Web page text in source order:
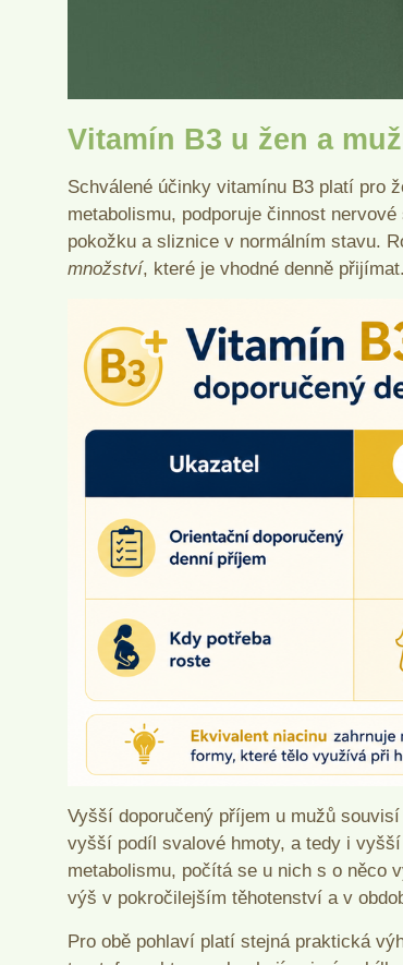
Vitamín B3 u žen a
Schválené účinky vitamínu B3 platí pro
metabolismu, podporuje činnost
pokožku a sliznice v normálním stavu.
množství, které je vhodné denně přijímat.
Vyšší doporučený příjem u mužů
vyšší podíl svalové hmoty, a tedy i
metabolismu, počítá se u nich s o něco
výš v pokročilejším těhotenství a v
Pro obě pohlaví platí stejná praktická